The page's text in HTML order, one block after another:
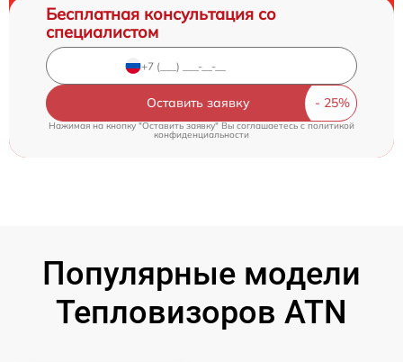
Бесплатная консультация со
специалистом
Оставить заявку
Нажимая на кнопку "Оставить заявку" Вы соглашаетесь cполитикой
конфиденциальности
Популярные модели
Тепловизоров ATN